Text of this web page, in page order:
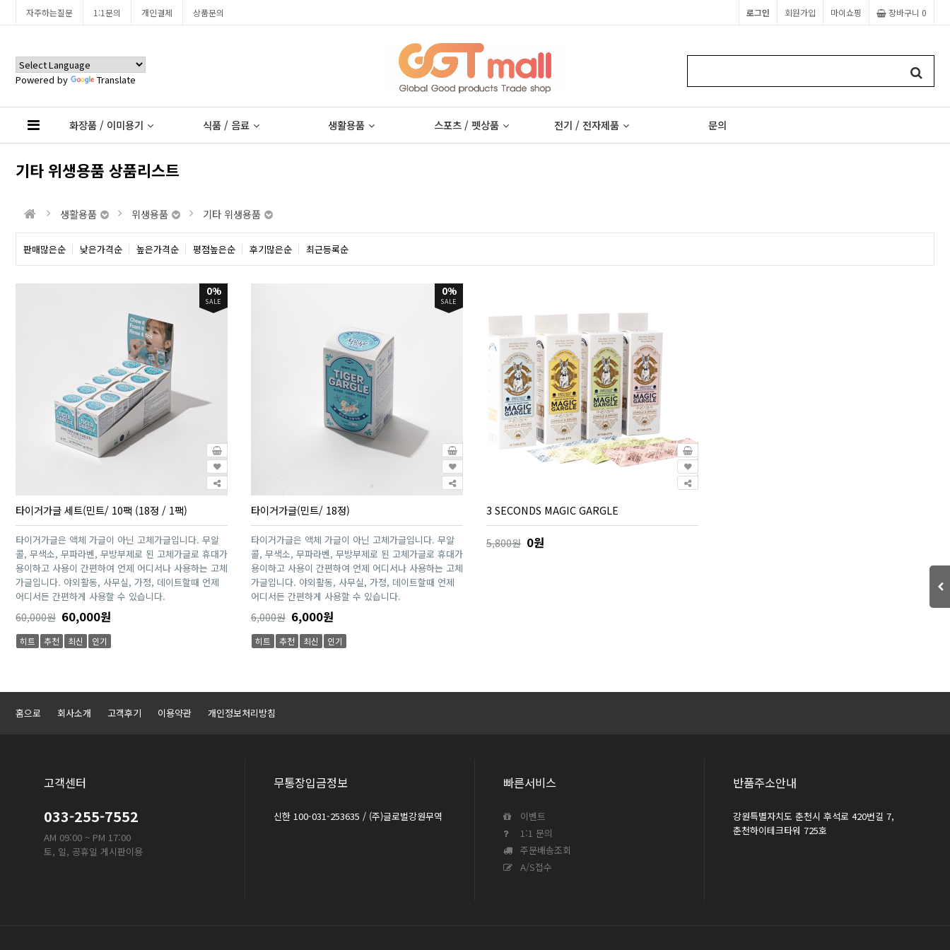
Powered by Translate
자주하는질문 1:1문의 개인결제 상품문의 장바구니 0
마이쇼핑
회원가입
로그인
화장품 / 이미용기 식품 / 음료 생활용품 스포츠 / 펫상품 전기 / 전자제품 문의
기타 위생용품 상품리스트
생활용품 위생용품 기타 위생용품
판매많은순 낮은가격순 높은가격순 평점높은순 후기많은순 최근등록순
0%
SALE
타이거가글 세트(민트/ 10팩 (18정 / 1팩)
타이거가글은 액체 가글이 아닌 고체가글입니다. 무알
콜, 무색소, 무파라벤, 무방부제로 된 고체가글로 휴대가
용이하고 사용이 간편하여 언제 어디서나 사용하는 고체
가글입니다. 야외활동, 사무실, 가정, 데이트할때 언제
어디서든 간편하게 사용할 수 있습니다.
60,000원 60,000원
히트 추천 최신 인기
0%
SALE
타이거가글(민트/ 18정)
타이거가글은 액체 가글이 아닌 고체가글입니다. 무알
콜, 무색소, 무파라벤, 무방부제로 된 고체가글로 휴대가
용이하고 사용이 간편하여 언제 어디서나 사용하는 고체
가글입니다. 야외활동, 사무실, 가정, 데이트할때 언제
어디서든 간편하게 사용할 수 있습니다.
6,000원 6,000원
히트 추천 최신 인기
3 SECONDS MAGIC GARGLE
5,800원 0원
홈으로 회사소개 고객후기 이용약관 개인정보처리방침
고객센터
033-255-7552
AM 09:00 ~ PM 17:00
토, 일, 공휴일 게시판이용
무통장입금정보
신한 100-031-253635 / (주)글로벌강원무역
빠른서비스
이벤트
1:1 문의
주문배송조회
A/S접수
반품주소안내
강원특별자치도 춘천시 후석로 420번길 7,
춘천하이테크타워 725호